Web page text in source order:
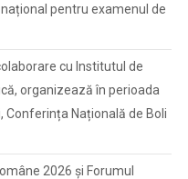
pentru examenul de
cu Institutul de
organizează în perioada
Conferința Națională de Boli
2026 și Forumul